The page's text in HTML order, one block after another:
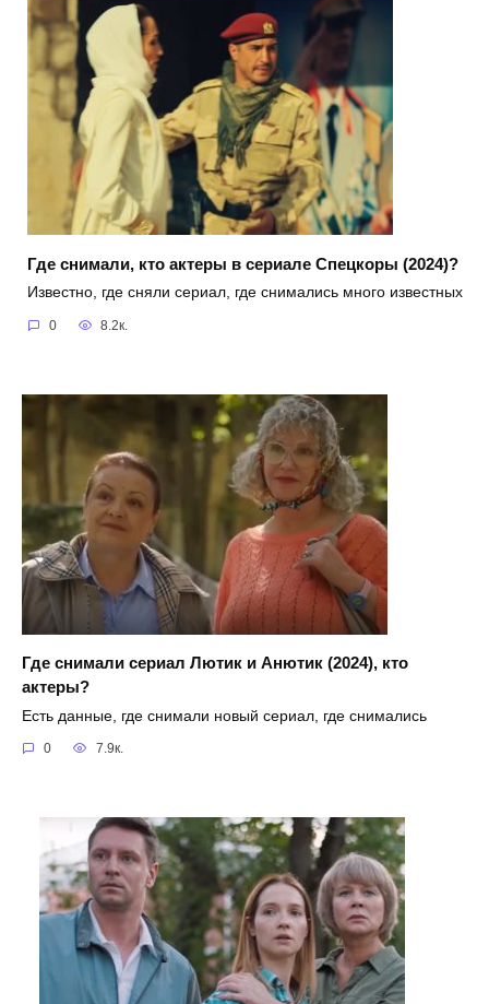
Где снимали, кто актеры в сериале Спецкоры (2024)?
Известно, где сняли сериал, где снимались много известных
0 8.2к.
Где снимали сериал Лютик и Анютик (2024), кто
актеры?
Есть данные, где снимали новый сериал, где снимались
0 7.9к.